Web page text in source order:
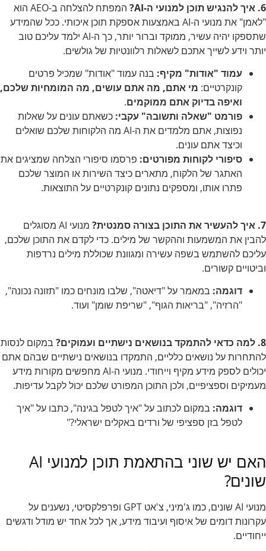
6. איך להנגיש תוכן למנועי ה-AI?
המפתח להצלחה ב-AEO הוא
"לאמן" את מנועי ה-AI באמצעות אספקת תוכן איכותי. ככל שהמידע
שתספקו יהיה עשיר, ממוקד וברור יותר, כך ה-AI ילמד עליכם טוב
יותר וידע לשייך אתכם לשאלות רלוונטיות של גולשים.
עמוד "אודות" מקיף: בנה עמוד "אודות" שמכיל פרטים
קונקרטיים: מי אתם, מה אתם עושים, מה המומחיות שלכם,
ואיפה בדיוק אתם ממוקמים.
פורמט "שאלה ותשובה" עקבי: כשאתם עונים על שאלות
נפוצות, אתם מלמדים את ה-AI מה הלקוחות שלכם שואלים
וכיצד אתם עונים.
סיפורי לקוחות מפורטים: פרסמו סיפורי הצלחה שמציגים את
האתגר של הלקוח, מתארים כיצד השירות או המוצר שלכם
פתרו אותו, ומספקים נתונים קונקרטיים על התוצאות.
7. איך להעשיר את התוכן בצורה סמנטית?
מנועי AI מסוגלים
להבין את המשמעות וההקשר של מילים. כדי לקדם את התוכן שלכם,
עליכם להשתמש בשפה עשירה ומגוונת שכוללת מילים נרדפות
וביטויים קשורים.
דוגמה: במאמר על "דיאטה", שלבו מונחים כמו "תזונה נכונה",
"הרזיה", "בריאות הגוף", "שריפת שומן" ועוד.
8. למה כדאי להתמקד בנושאים נישתיים ועמוקים?
במקום לנסות
להתחרות על נושאים כלליים, התמקדו בנושאים נישתיים שבהם אתם
יכולים לספק מידע מקיף וייחודי. מנועי ה-AI מחפשים מקורות מידע
מעמיקים וספציפיים, ולכן התוכן המפורט שלכם יכול לקבל עדיפות.
דוגמה: במקום לכתוב על "איך לטפל בגינה", כתבו על "איך
לטפל בזן ספציפי של ורדים באקלים ישראלי?"
האם יש שוני בהתאמת תוכן למנועי AI
שונים?
מנועי AI שונים, כמו ג'מיני, צ'אט GPT ופרפלקסיטי, נשענים על
עקרונות דומים של איסוף ועיבוד מידע, אך לכל אחד יש מודל ודגשים
ייחודיים.